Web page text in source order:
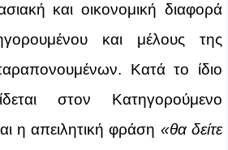
και οικονομική διαφορά
και μέλους της
Κατά το ίδιο
στον Κατηγορούμενο
η απειλητική φράση «θα δείτε